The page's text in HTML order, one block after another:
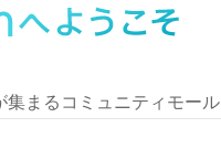
集まるコミュニティモール